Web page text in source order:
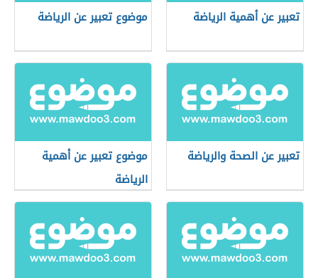
تعبير عن أهمية الرياضة موضوع تعبير عن الرياضة
تعبير عن الصحة والرياضة
موضوع تعبير عن أهمية
الرياضة